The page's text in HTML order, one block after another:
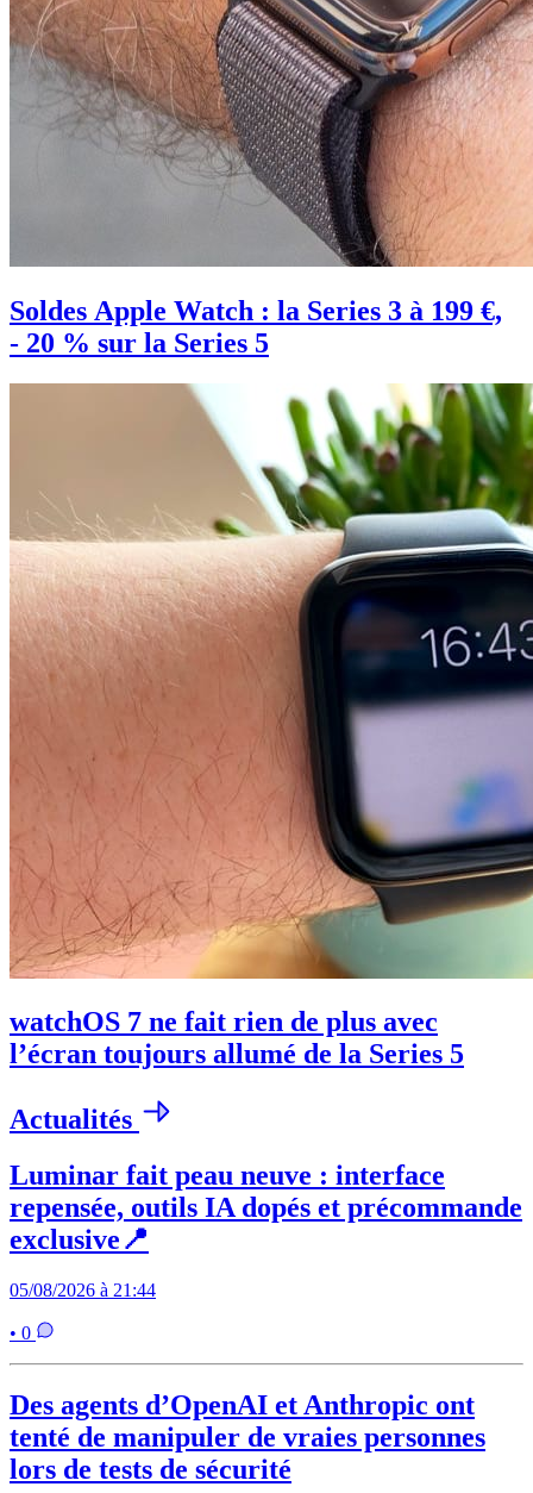
Soldes Apple Watch : la Series 3 à 199 €,
- 20 % sur la Series 5
watchOS 7 ne fait rien de plus avec
l’écran toujours allumé de la Series 5
Actualités
Luminar fait peau neuve : interface
repensée, outils IA dopés et précommande
exclusive📍
05/08/2026 à 21:44
• 0
Des agents d’OpenAI et Anthropic ont
tenté de manipuler de vraies personnes
lors de tests de sécurité